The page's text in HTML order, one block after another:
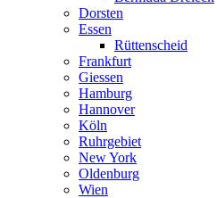
Dorsten
Essen
Rüttenscheid
Frankfurt
Giessen
Hamburg
Hannover
Köln
Ruhrgebiet
New York
Oldenburg
Wien